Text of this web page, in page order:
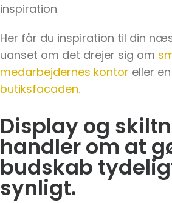
inspiration
Her får du inspiration til din
uanset om det drejer sig om
medarbejdernes kontor eller en
butiksfacaden.
Display og
handler om at
budskab
synligt.